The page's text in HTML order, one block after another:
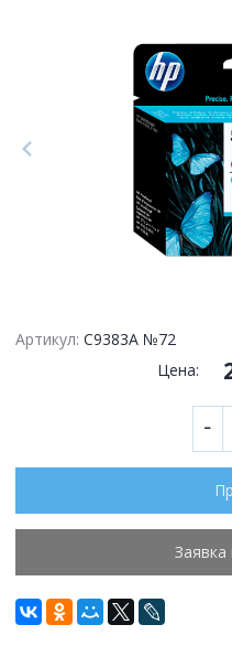
Артикул: C9383A №72
Цена:
Заявка